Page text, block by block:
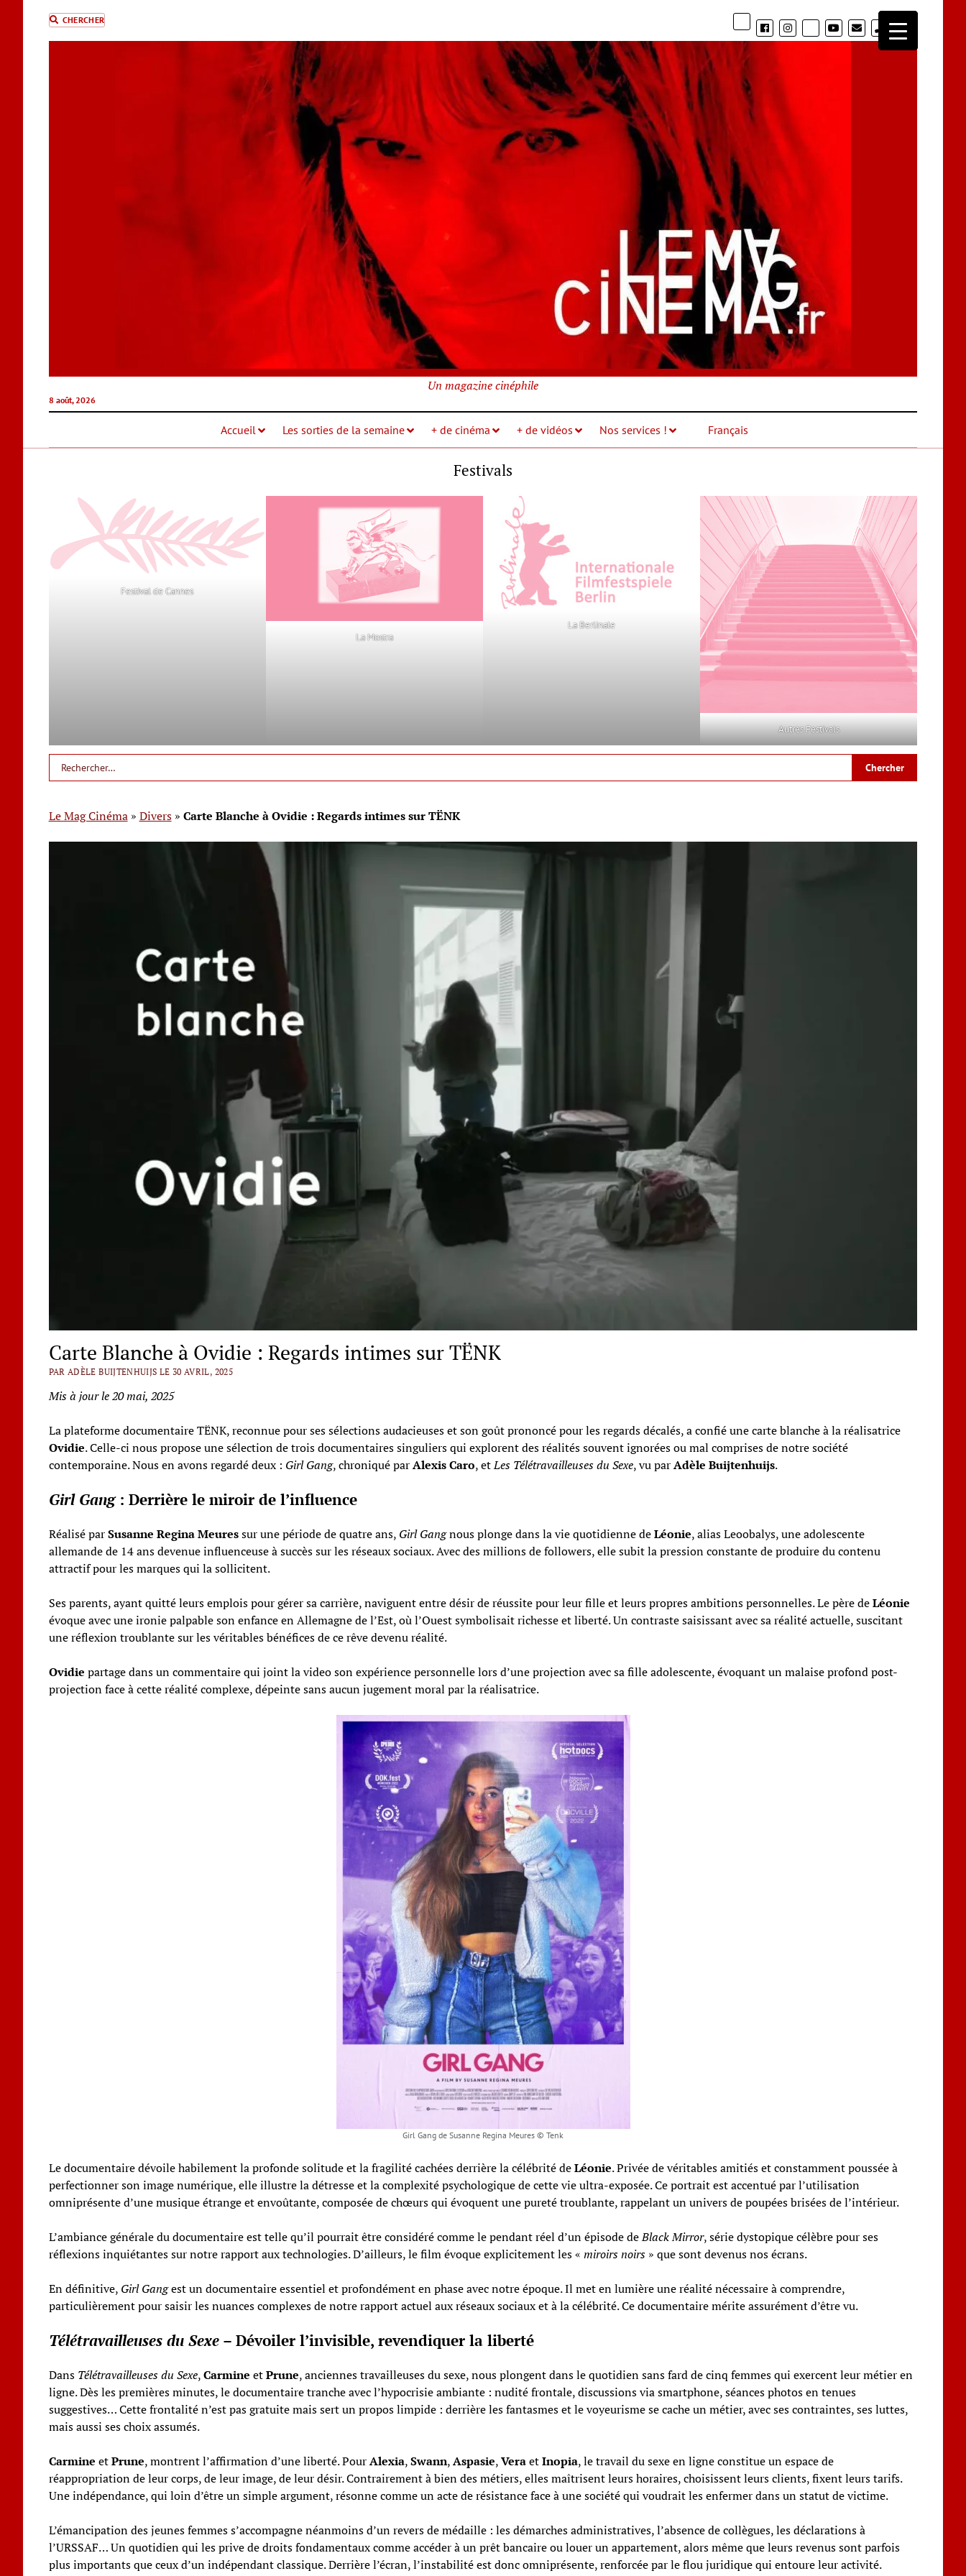
CHERCHER phone
8 août, 2026
Un magazine cinéphile
Accueil Les sorties de la semaine + de cinéma + de vidéos Nos services ! Français
Festivals
Festival de Cannes
La Mostra
La Berlinale
Autres Festivals
Le Mag Cinéma» Divers» Carte Blanche à Ovidie : Regards intimes sur TËNK
Carte Blanche à Ovidie : Regards intimes sur TËNK
PAR ADÈLE BUIJTENHUIJS LE 30 AVRIL, 2025
Mis à jour le 20 mai, 2025
La plateforme documentaire TËNK, reconnue pour ses sélections audacieuses et son goût prononcé pour les regards décalés, a confié une carte blanche à la réalisatrice
Ovidie. Celle-ci nous propose une sélection de trois documentaires singuliers qui explorent des réalités souvent ignorées ou mal comprises de notre société
contemporaine. Nous en avons regardé deux : Girl Gang, chroniqué parAlexis Caro, etLes Télétravailleuses du Sexe, vu parAdèle Buijtenhuijs.
Girl Gang: Derrière le miroir de l’influence
Réalisé parSusanne Regina Meuressur une période de quatre ans, Girl Gangnous plonge dans la vie quotidienne deLéonie, alias Leoobalys, une adolescente
allemande de 14 ans devenue influenceuse à succès sur les réseaux sociaux. Avec des millions de followers, elle subit la pression constante de produire du contenu
attractif pour les marques qui la sollicitent.
Ses parents, ayant quitté leurs emplois pour gérer sa carrière, naviguent entre désir de réussite pour leur fille et leurs propres ambitions personnelles. Le père deLéonie
évoque avec une ironie palpable son enfance en Allemagne de l’Est, où l’Ouest symbolisait richesse et liberté. Un contraste saisissant avec sa réalité actuelle, suscitant
une réflexion troublante sur les véritables bénéfices de ce rêve devenu réalité.
Ovidie partage dans un commentaire qui joint la video son expérience personnelle lors d’une projection avec sa fille adolescente, évoquant un malaise profond post-
projection face à cette réalité complexe, dépeinte sans aucun jugement moral par la réalisatrice.
Girl Gang de Susanne Regina Meures © Tenk
Le documentaire dévoile habilement la profonde solitude et la fragilité cachées derrière la célébrité deLéonie. Privée de véritables amitiés et constamment poussée à
perfectionner son image numérique, elle illustre la détresse et la complexité psychologique de cette vie ultra-exposée. Ce portrait est accentué par l’utilisation
omniprésente d’une musique étrange et envoûtante, composée de chœurs qui évoquent une pureté troublante, rappelant un univers de poupées brisées de l’intérieur.
L’ambiance générale du documentaire est telle qu’il pourrait être considéré comme le pendant réel d’un épisode deBlack Mirror, série dystopique célèbre pour ses
réflexions inquiétantes sur notre rapport aux technologies. D’ailleurs, le film évoque explicitement les « miroirs noirs» que sont devenus nos écrans.
En définitive, Girl Gangest un documentaire essentiel et profondément en phase avec notre époque. Il met en lumière une réalité nécessaire à comprendre,
particulièrement pour saisir les nuances complexes de notre rapport actuel aux réseaux sociaux et à la célébrité. Ce documentaire mérite assurément d’être vu.
Télétravailleuses du Sexe– Dévoiler l’invisible, revendiquer la liberté
Dans Télétravailleuses du Sexe,Carmine etPrune, anciennes travailleuses du sexe, nous plongent dans le quotidien sans fard de cinq femmes qui exercent leur métier en
ligne. Dès les premières minutes, le documentaire tranche avec l’hypocrisie ambiante : nudité frontale, discussions via smartphone, séances photos en tenues
suggestives… Cette frontalité n’est pas gratuite mais sert un propos limpide : derrière les fantasmes et le voyeurisme se cache un métier, avec ses contraintes, ses luttes,
mais aussi ses choix assumés.
Carmine etPrune, montrent l’affirmation d’une liberté. PourAlexia,Swann,Aspasie,VeraetInopia, le travail du sexe en ligne constitue un espace de
réappropriation de leur corps, de leur image, de leur désir. Contrairement à bien des métiers, elles maîtrisent leurs horaires, choisissent leurs clients, fixent leurs tarifs.
Une indépendance, qui loin d’être un simple argument, résonne comme un acte de résistance face à une société qui voudrait les enfermer dans un statut de victime.
L’émancipation des jeunes femmes s’accompagne néanmoins d’un revers de médaille : les démarches administratives, l’absence de collègues, les déclarations à
l’URSSAF… Un quotidien qui les prive de droits fondamentaux comme accéder à un prêt bancaire ou louer un appartement, alors même que leurs revenus sont parfois
plus importants que ceux d’un indépendant classique. Derrière l’écran, l’instabilité est donc omniprésente, renforcée par le flou juridique qui entoure leur activité.